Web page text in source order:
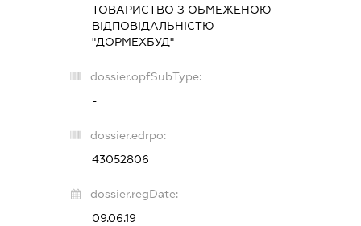
ТОВАРИСТВО З ОБМЕЖЕНОЮ
ВІДПОВІДАЛЬНІСТЮ
"ДОРМЕХБУД"
dossier.opfSubType:
-
dossier.edrpo:
43052806
dossier.regDate:
09.06.19